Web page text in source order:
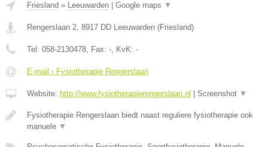
Friesland » Leeuwarden Google maps ▼
Rengerslaan 2, 8917 DD Leeuwarden (Friesland)
Tel: 058-2130478, Fax: -, KvK: -
E-mail › Fysiotherapie Rengerslaan
Website: http://www.fysiotherapierengerslaan.nl Screenshot ▼
Fysiotherapie Rengerslaan biedt naast reguliere fysiotherapie ook
manuele ▼